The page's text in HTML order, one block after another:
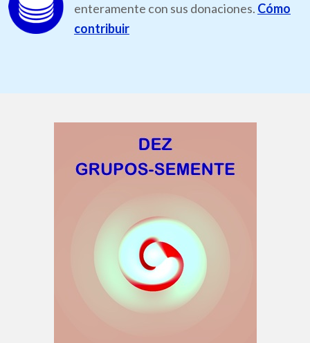
enteramente con sus donaciones. Cómo
contribuir